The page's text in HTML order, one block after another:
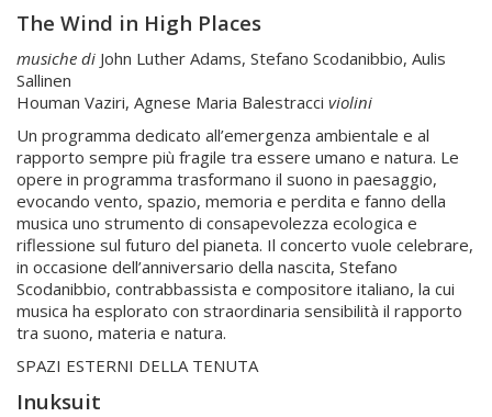
The Wind in High Places
musiche di John Luther Adams, Stefano Scodanibbio, Aulis
Sallinen
Houman Vaziri, Agnese Maria Balestracci violini
Un programma dedicato all’emergenza ambientale e al
rapporto sempre più fragile tra essere umano e natura. Le
opere in programma trasformano il suono in paesaggio,
evocando vento, spazio, memoria e perdita e fanno della
musica uno strumento di consapevolezza ecologica e
riflessione sul futuro del pianeta. Il concerto vuole celebrare,
in occasione dell’anniversario della nascita, Stefano
Scodanibbio, contrabbassista e compositore italiano, la cui
musica ha esplorato con straordinaria sensibilità il rapporto
tra suono, materia e natura.
SPAZI ESTERNI DELLA TENUTA
Inuksuit